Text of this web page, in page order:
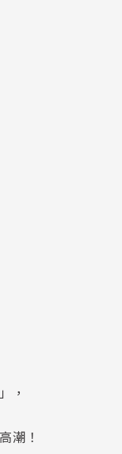
，
潮！